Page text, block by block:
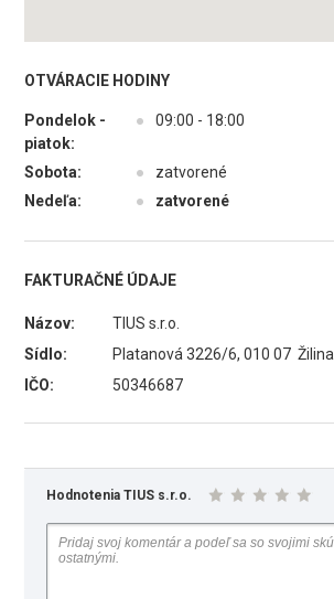
OTVÁRACIE HODINY
Pondelok -
piatok:
● 09:00 - 18:00
Sobota: ●
zatvorené
Nedeľa:
● zatvorené
FAKTURAČNÉ ÚDAJE
Názov:
TIUS s.r.o.
Sídlo:
Platanová 3226/6, 010 07 Žilina
IČO:
50346687
Hodnotenia TIUS s.r.o.